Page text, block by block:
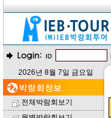
2026년 8월 7일 금요일
전체박람회보기